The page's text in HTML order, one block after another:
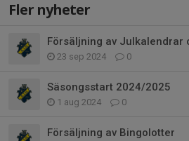
Fler nyheter
Försäljning av Julkalendrar
23 sep 2024 0
Säsongsstart 2024/2025
1 aug 2024 0
Försäljning av Bingolotter